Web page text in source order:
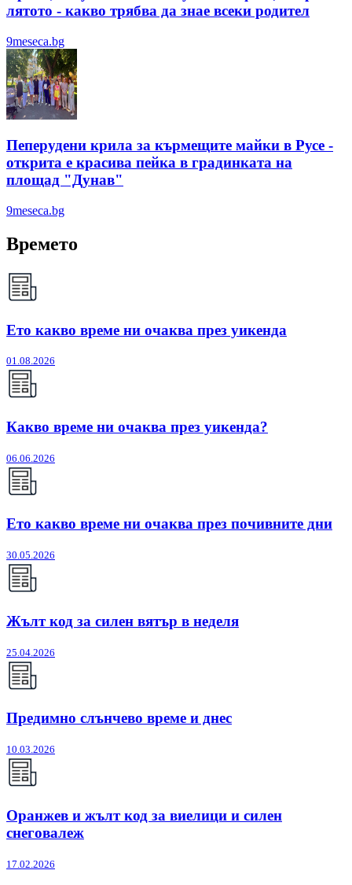
лятотo - какво трябва да знае всеки родител
9meseca.bg
Пеперудени крила за кърмещите майки в Русе -
открита е красива пейка в градинката на
площад "Дунав"
9meseca.bg
Времето
Ето какво време ни очаква през уикенда
01.08.2026
Какво време ни очаква през уикенда?
06.06.2026
Ето какво време ни очаква през почивните дни
30.05.2026
Жълт код за силен вятър в неделя
25.04.2026
Предимно слънчево време и днес
10.03.2026
Оранжев и жълт код за виелици и силен
снеговалеж
17.02.2026